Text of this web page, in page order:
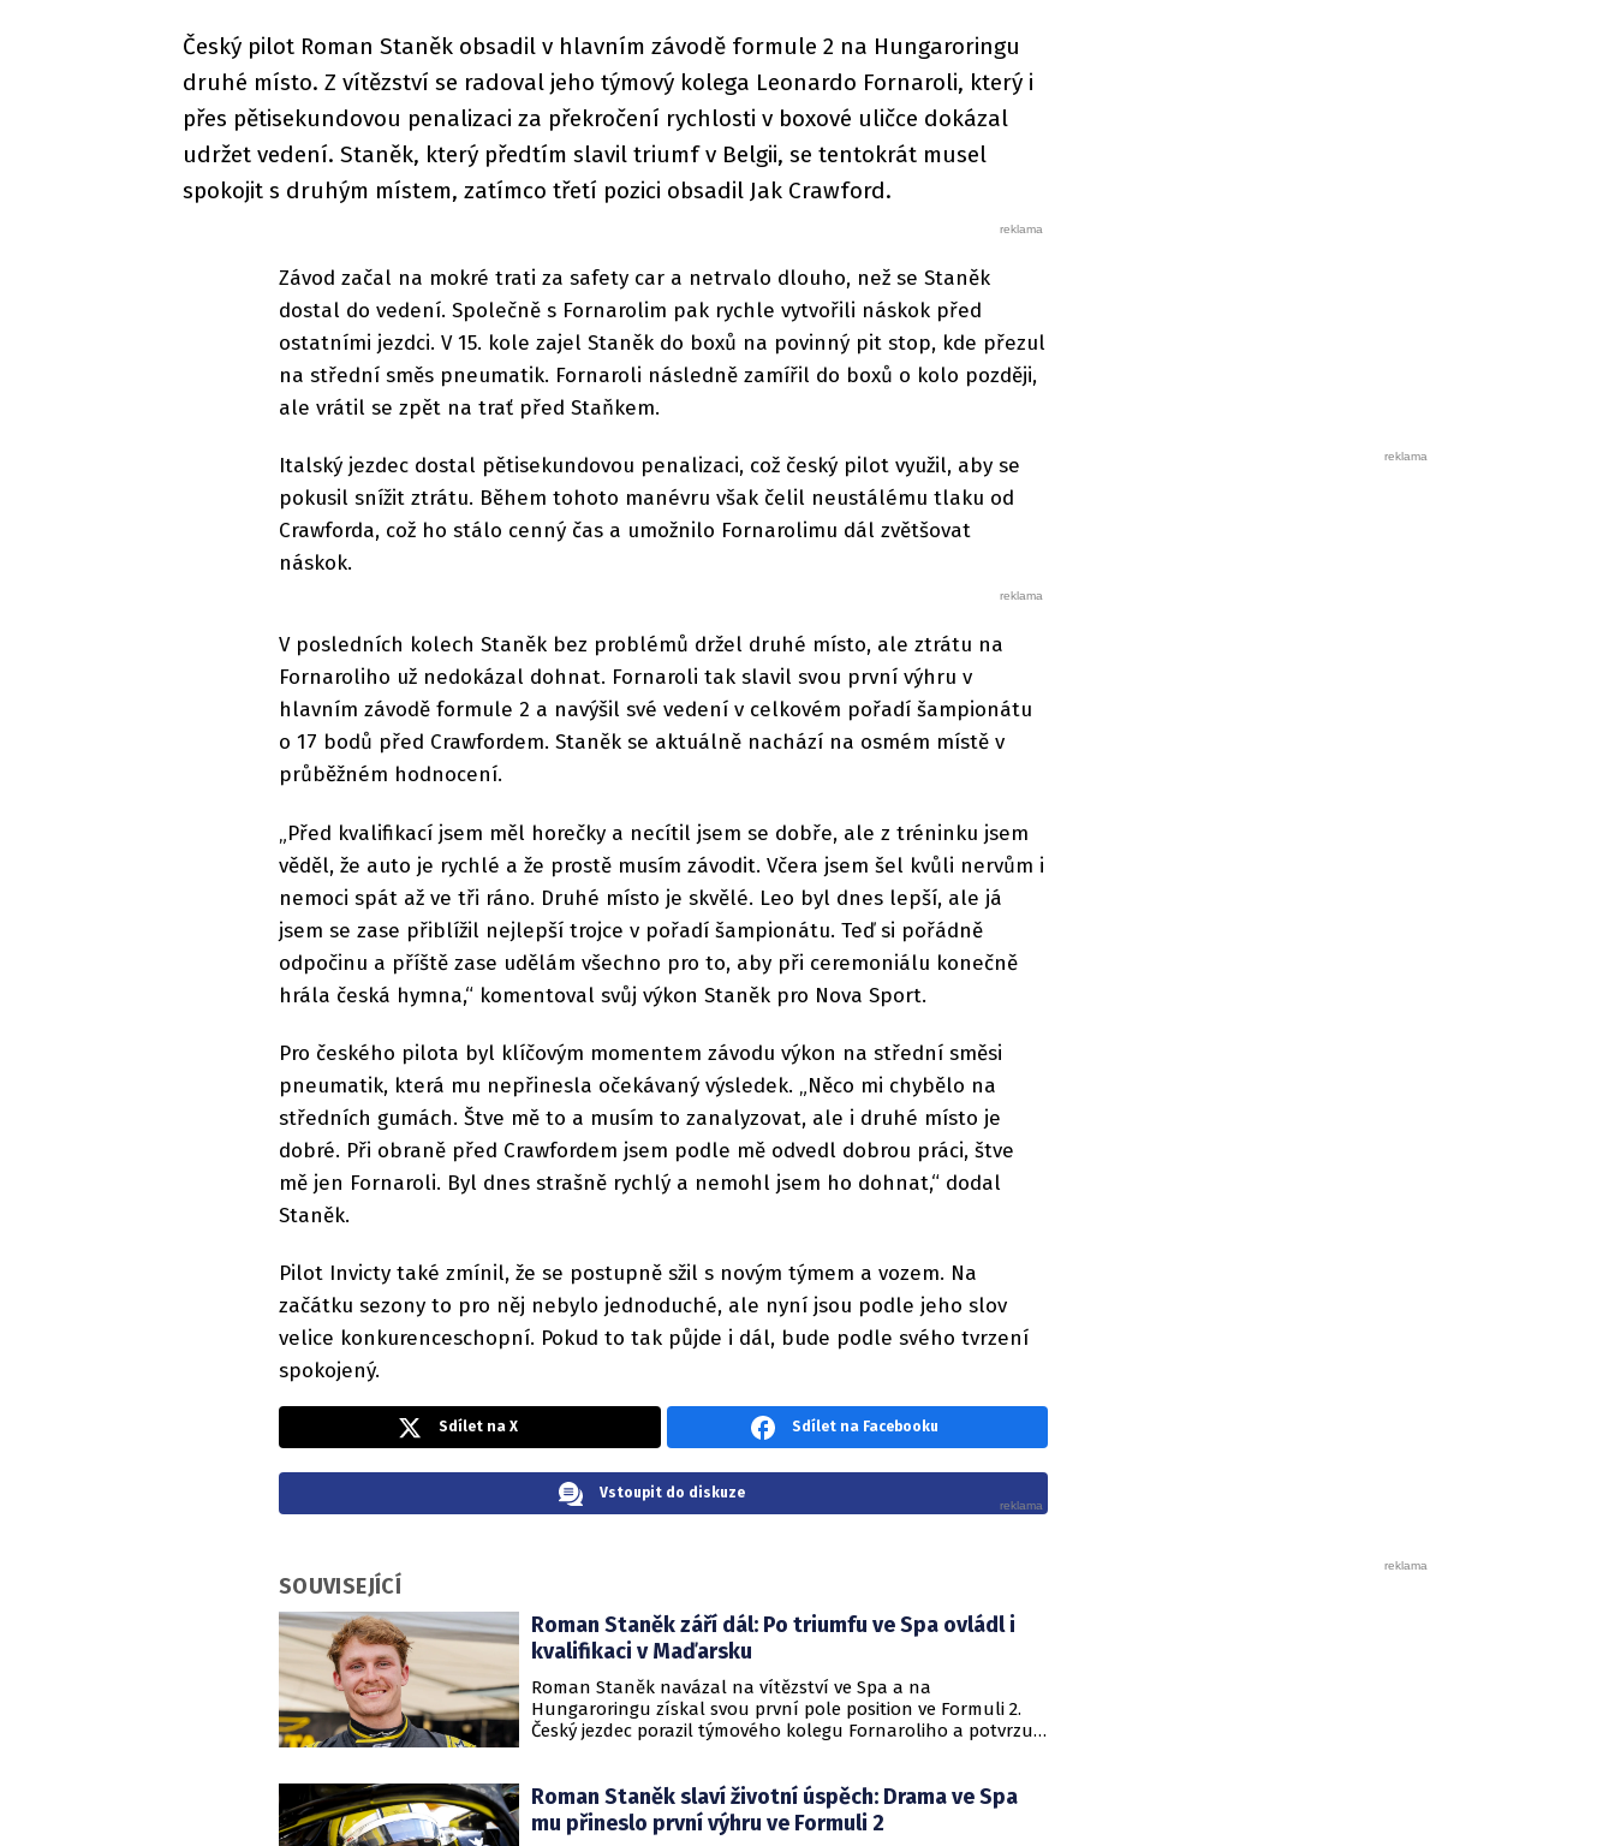
Český pilot Roman Staněk obsadil v hlavním závodě formule 2 na Hungaroringu
druhé místo. Z vítězství se radoval jeho týmový kolega Leonardo Fornaroli, který i
přes pětisekundovou penalizaci za překročení rychlosti v boxové uličce dokázal
udržet vedení. Staněk, který předtím slavil triumf v Belgii, se tentokrát musel
spokojit s druhým místem, zatímco třetí pozici obsadil Jak Crawford.
Závod začal na mokré trati za safety car a netrvalo dlouho, než se Staněk
dostal do vedení. Společně s Fornarolim pak rychle vytvořili náskok před
ostatními jezdci. V 15. kole zajel Staněk do boxů na povinný pit stop, kde přezul
na střední směs pneumatik. Fornaroli následně zamířil do boxů o kolo později,
ale vrátil se zpět na trať před Staňkem.
Italský jezdec dostal pětisekundovou penalizaci, což český pilot využil, aby se
pokusil snížit ztrátu. Během tohoto manévru však čelil neustálému tlaku od
Crawforda, což ho stálo cenný čas a umožnilo Fornarolimu dál zvětšovat
náskok.
V posledních kolech Staněk bez problémů držel druhé místo, ale ztrátu na
Fornaroliho už nedokázal dohnat. Fornaroli tak slavil svou první výhru v
hlavním závodě formule 2 a navýšil své vedení v celkovém pořadí šampionátu
o 17 bodů před Crawfordem. Staněk se aktuálně nachází na osmém místě v
průběžném hodnocení.
„Před kvalifikací jsem měl horečky a necítil jsem se dobře, ale z tréninku jsem
věděl, že auto je rychlé a že prostě musím závodit. Včera jsem šel kvůli nervům i
nemoci spát až ve tři ráno. Druhé místo je skvělé. Leo byl dnes lepší, ale já
jsem se zase přiblížil nejlepší trojce v pořadí šampionátu. Teď si pořádně
odpočinu a příště zase udělám všechno pro to, aby při ceremoniálu konečně
hrála česká hymna,“ komentoval svůj výkon Staněk pro Nova Sport.
Pro českého pilota byl klíčovým momentem závodu výkon na střední směsi
pneumatik, která mu nepřinesla očekávaný výsledek. „Něco mi chybělo na
středních gumách. Štve mě to a musím to zanalyzovat, ale i druhé místo je
dobré. Při obraně před Crawfordem jsem podle mě odvedl dobrou práci, štve
mě jen Fornaroli. Byl dnes strašně rychlý a nemohl jsem ho dohnat,“ dodal
Staněk.
Pilot Invicty také zmínil, že se postupně sžil s novým týmem a vozem. Na
začátku sezony to pro něj nebylo jednoduché, ale nyní jsou podle jeho slov
velice konkurenceschopní. Pokud to tak půjde i dál, bude podle svého tvrzení
spokojený.
Sdílet na X Sdílet na Facebooku
Vstoupit do diskuze
SOUVISEJÍCÍ
Roman Staněk září dál: Po triumfu ve Spa ovládl i
kvalifikaci v Maďarsku
Roman Staněk navázal na vítězství ve Spa a na
Hungaroringu získal svou první pole position ve Formuli 2.
Český jezdec porazil týmového kolegu Fornaroliho a potvrzuje
Roman Staněk slaví životní úspěch: Drama ve Spa
mu přineslo první výhru ve Formuli 2